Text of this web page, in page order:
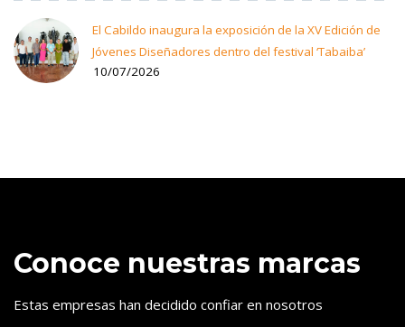
El Cabildo inaugura la exposición de la XV Edición de
Jóvenes Diseñadores dentro del festival ‘Tabaiba’
10/07/2026
Conoce nuestras marcas
Estas empresas han decidido confiar en nosotros